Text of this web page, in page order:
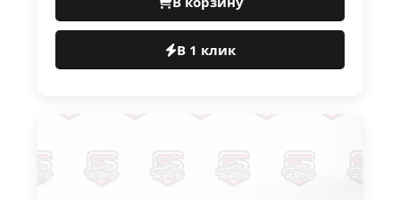
В 1 клик